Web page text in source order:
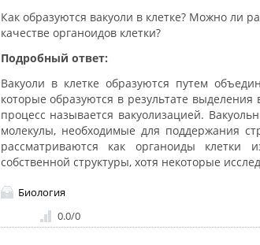
Как образуются вакуоли в клетке? Можно ли
качестве органоидов клетки?
Подробный ответ:
Вакуоли в клетке образуются путем
которые образуются в результате
процесс называется вакуолизацией.
молекулы, необходимые для поддержания
рассматриваются как органоиды клетки
собственной структуры, хотя некоторые
Биология
0.0/0